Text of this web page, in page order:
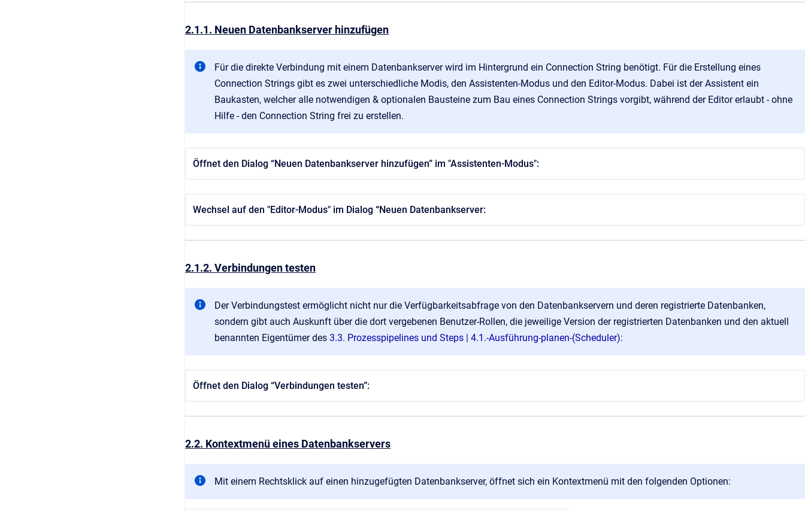
2.1.1. Neuen Datenbankserver hinzufügen
Für die direkte Verbindung mit einem Datenbankserver wird im Hintergrund ein Connection String benötigt. Für die Erstellung eines
Connection Strings gibt es zwei unterschiedliche Modis, den Assistenten-Modus und den Editor-Modus. Dabei ist der Assistent ein
Baukasten, welcher alle notwendigen & optionalen Bausteine zum Bau eines Connection Strings vorgibt, während der Editor erlaubt - ohne
Hilfe - den Connection String frei zu erstellen.
Öffnet den Dialog “Neuen Datenbankserver hinzufügen” im "Assistenten-Modus":
Wechsel auf den "Editor-Modus" im Dialog “Neuen Datenbankserver:
2.1.2. Verbindungen testen
Der Verbindungstest ermöglicht nicht nur die Verfügbarkeitsabfrage von den Datenbankservern und deren registrierte Datenbanken,
sondern gibt auch Auskunft über die dort vergebenen Benutzer-Rollen, die jeweilige Version der registrierten Datenbanken und den aktuell
benannten Eigentümer des 3.3. Prozesspipelines und Steps | 4.1.-Ausführung-planen-(Scheduler):
Öffnet den Dialog “Verbindungen testen”:
2.2. Kontextmenü eines Datenbankservers
Mit einem Rechtsklick auf einen hinzugefügten Datenbankserver, öffnet sich ein Kontextmenü mit den folgenden Optionen: